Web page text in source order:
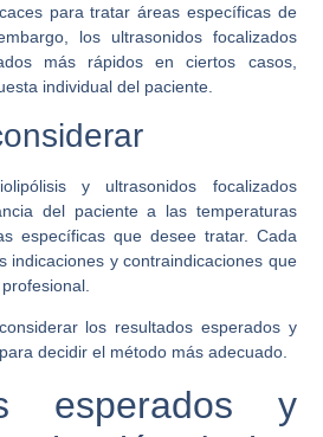
para tratar áreas específicas de
los ultrasonidos focalizados
más rápidos en ciertos casos,
individual del paciente.
y ultrasonidos focalizados
del paciente a las temperaturas
específicas que desee tratar. Cada
indicaciones y contraindicaciones que
los resultados esperados y
decidir el método más adecuado.
esperados y